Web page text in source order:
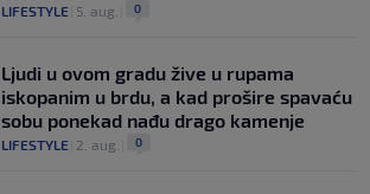
LIFESTYLE 5. aug. 0
Ljudi u ovom gradu žive u rupama
iskopanim u brdu, a kad prošire spavaću
sobu ponekad nađu drago kamenje
LIFESTYLE 2. aug. 0